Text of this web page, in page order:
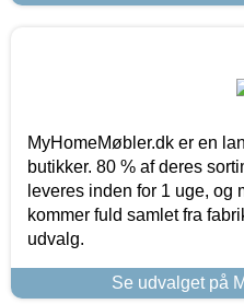
MyHomeMøbler.dk er en
butikker. 80 % af deres
leveres inden for 1 uge, og
kommer fuld samlet fra
udvalg.
Se udvalget på